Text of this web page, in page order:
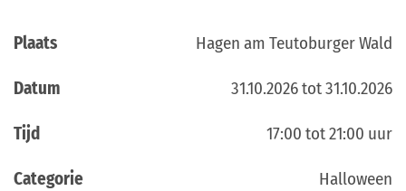
Plaats Hagen am Teutoburger Wald
Datum 31.10.2026 tot 31.10.2026
Tijd 17:00 tot 21:00 uur
Categorie Halloween